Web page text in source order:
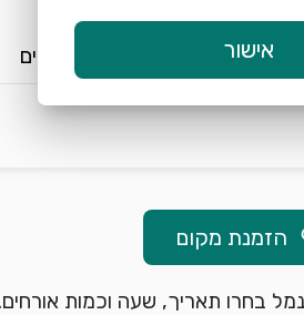
keyboard_arrow_down
18:30
הזמנת מקום
בחרו תאריך, שעה וכמות אורחים.
אישור